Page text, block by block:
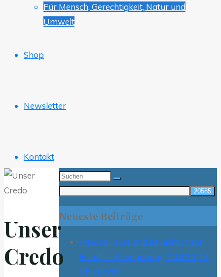
Für Mensch, Gerechtigkeit, Natur und
Umwelt
Shop
Newsletter
Kontakt
Unser
Credo
Suchen
nach:
Neueste Beiträge
Frieden! Russland ist nicht unser
Feind! — Kundgebung, 20.6.26, 13
Uhr, Berlin